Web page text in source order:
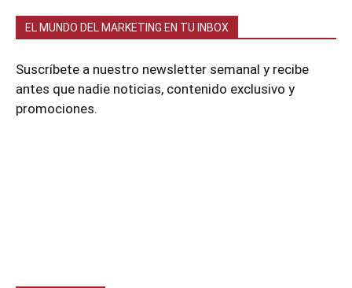
EL MUNDO DEL MARKETING EN TU INBOX
Suscríbete a nuestro newsletter semanal y recibe
antes que nadie noticias, contenido exclusivo y
promociones.